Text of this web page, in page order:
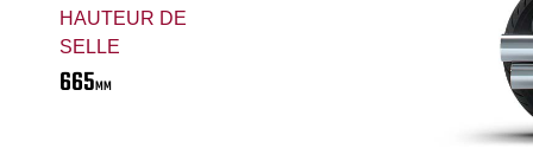
HAUTEUR DE
SELLE
665MM